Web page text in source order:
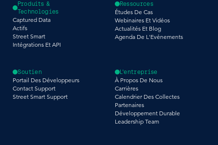
Produits &
Technologies
Captured Data
Actifs
Street Smart
Intégrations Et API
Ressources
Études De Cas
Webinaires Et Vidéos
Actualités Et Blog
Agenda De L'Evénements
Soutien
Portail Des Développeurs
Contact Support
Street Smart Support
L'entreprise
À Propos De Nous
Carrières
Calendrier Des Collectes
Partenaires
Développement Durable
Leadership Team